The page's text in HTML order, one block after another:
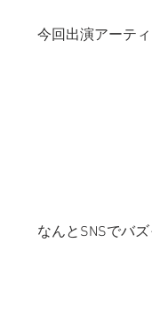
今回出演アーテ
なんとSNSでバ